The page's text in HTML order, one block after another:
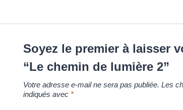
Soyez le premier à laisser
“Le chemin de lumière 2”
Votre adresse e-mail ne sera pas publiée. Les
indiqués avec *